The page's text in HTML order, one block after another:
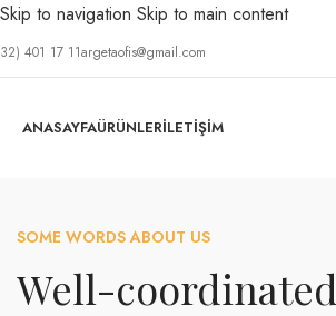
Skip to navigation Skip to main content
401 17 11argetaofis@gmail.com
ANASAYFAÜRÜNLERİLETIŞIM
SOME WORDS ABOUT US
Well-coordinated